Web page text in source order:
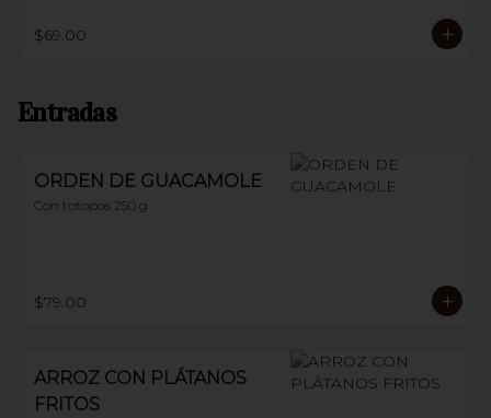
$69.00
Entradas
ORDEN DE GUACAMOLE
Con totopos 250 g
$79.00
ARROZ CON PLÁTANOS
FRITOS